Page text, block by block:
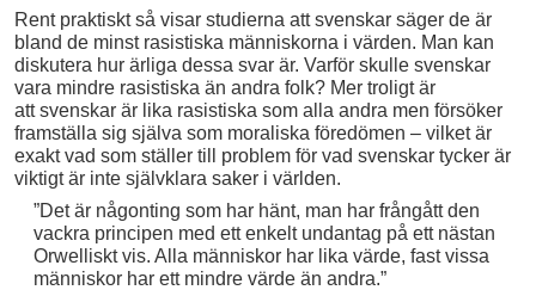
Rent praktiskt så visar studierna att svenskar säger de är
bland de minst rasistiska människorna i värden. Man kan
diskutera hur ärliga dessa svar är. Varför skulle svenskar
vara mindre rasistiska än andra folk? Mer troligt är
att svenskar är lika rasistiska som alla andra men försöker
framställa sig själva som moraliska föredömen – vilket är
exakt vad som ställer till problem för vad svenskar tycker är
viktigt är inte självklara saker i världen.
”Det är någonting som har hänt, man har frångått den
vackra principen med ett enkelt undantag på ett nästan
Orwelliskt vis. Alla människor har lika värde, fast vissa
människor har ett mindre värde än andra.”